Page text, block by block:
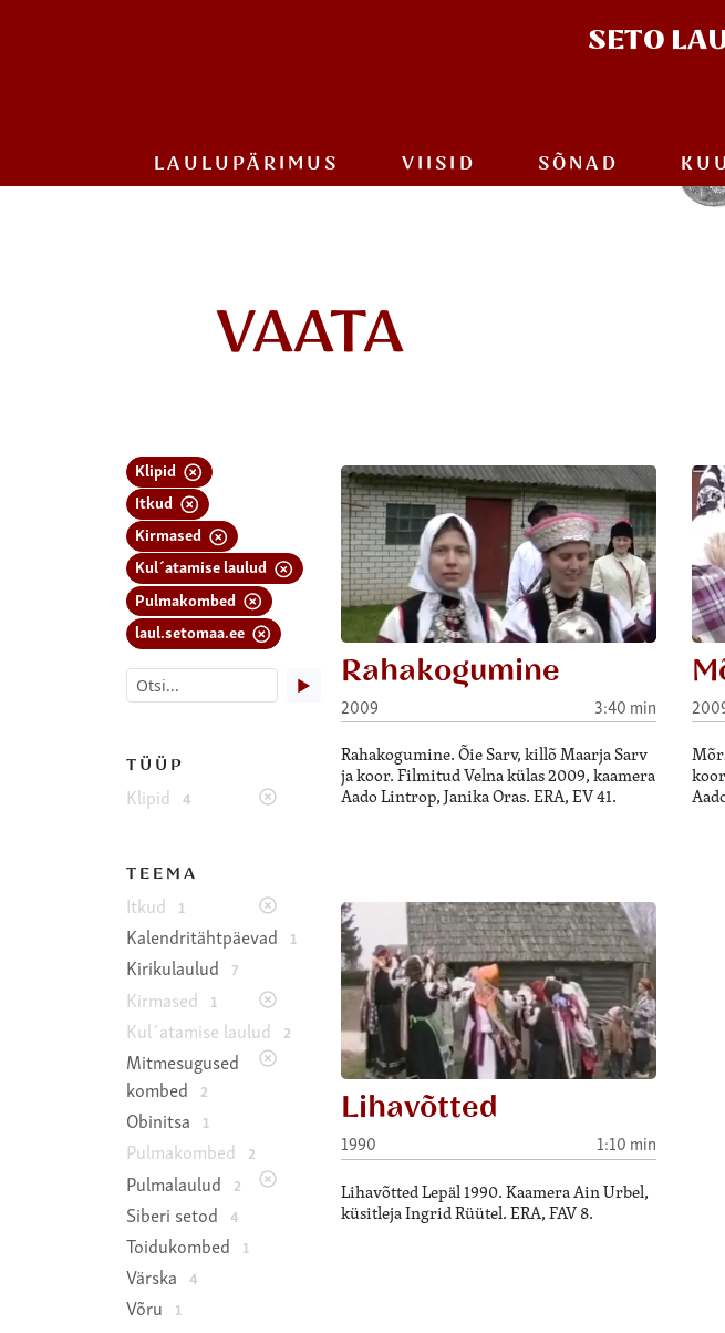
SETO
LAULU­PÄRIMUS VIISID SÕNAD
VAATA
Klipid
Itkud
Kirmased
Kul´atamise laulud
Pulmakombed
laul.setomaa.ee
▶
TÜÜP
Klipid 4
TEEMA
Itkud 1
Kalendritähtpäevad 1
Kirikulaulud 7
Kirmased 1
Kul´atamise laulud 2
Mitmesugused
kombed
2
Obinitsa 1
Pulmakombed 2
Pulmalaulud 2
Siberi setod 4
Toidukombed 1
Värska 4
Võru 1
Rahakogumine
2009 3:40 min
Rahakogumine. Õie Sarv, killõ Maarja Sarv
ja koor. Filmitud Velna külas 2009, kaamera
Aado Lintrop, Janika Oras. ERA, EV 41.
Lihavõtted
1990 1:10 min
Lihavõtted Lepäl 1990. Kaamera Ain Urbel,
küsitleja Ingrid Rüütel. ERA, FAV 8.